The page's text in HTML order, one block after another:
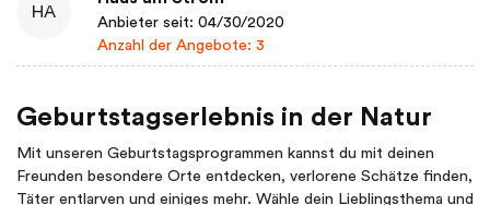
HA
Anbieter seit: 04/30/2020
Anzahl der Angebote: 3
Geburtstagserlebnis in der Natur
Mit unseren Geburtstagsprogrammen kannst du mit deinen
Freunden besondere Orte entdecken, verlorene Schätze finden,
Täter entlarven und einiges mehr. Wähle dein Lieblingsthema und